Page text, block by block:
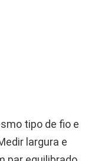
tipo de fio e
largura e